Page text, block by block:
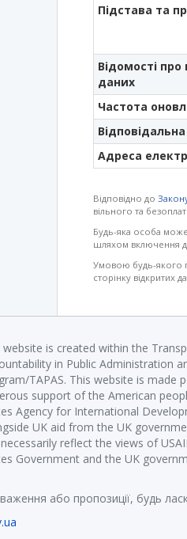
Підстава та
Відомості про
даних
Частота
Адреса
Відповідно до
вільного та
Будь-яка особа
шляхом включення
Умовою будь-якого
сторінку відкритих
website is created within the
in Public Administration
TAPAS. This website is made
support of the American
Agency for International
UK aid from the UK
reflect the views of
Government and the UK
або пропозиції, будь